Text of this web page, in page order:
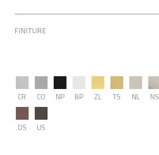
FINITURE
CR CO NP BP ZL TS NL NS
DS US